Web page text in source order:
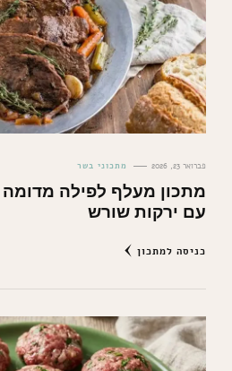
פברואר 23, 2026 מתכוני בשר
מתכון מעלף לפילה
עם ירקות שורש
כניסה למתכון